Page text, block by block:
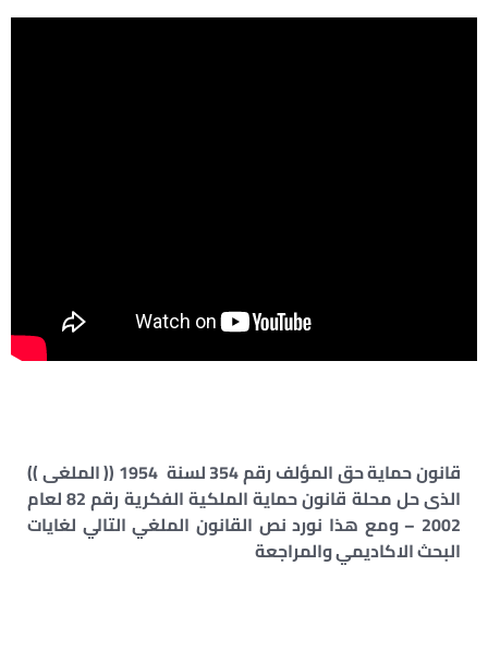
قانون حماية حق المؤلف رقم 354 لسنة 1954 (( الملغى ))
الذى حل محلة قانون حماية الملكية الفكرية رقم 82 لعام
2002 – ومع هذا نورد نص القانون الملغي التالي لغايات
البحث الاكاديمي والمراجعة